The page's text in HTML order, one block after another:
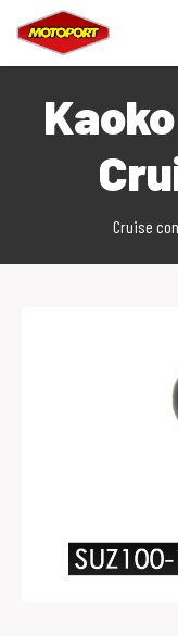
Cruise